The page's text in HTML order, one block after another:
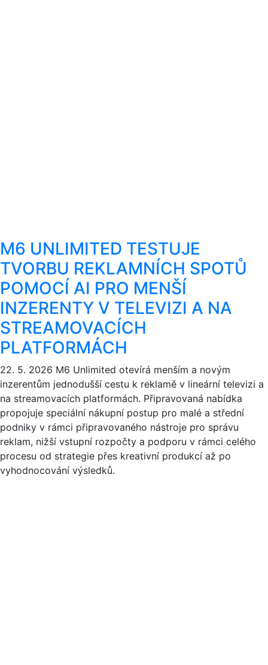
M6 UNLIMITED TESTUJE
TVORBU REKLAMNÍCH SPOTŮ
POMOCÍ AI PRO MENŠÍ
INZERENTY V TELEVIZI A NA
STREAMOVACÍCH
PLATFORMÁCH
22. 5. 2026 M6 Unlimited otevírá menším a novým
inzerentům jednodušší cestu k reklamě v lineární televizi a
na streamovacích platformách. Připravovaná nabídka
propojuje speciální nákupní postup pro malé a střední
podniky v rámci připravovaného nástroje pro správu
reklam, nižší vstupní rozpočty a podporu v rámci celého
procesu od strategie přes kreativní produkcí až po
vyhodnocování výsledků.